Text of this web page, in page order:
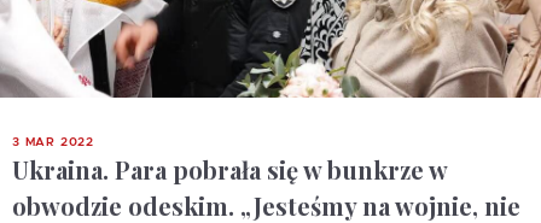
3 MAR 2022
Ukraina. Para pobrała się w bunkrze w
obwodzie odeskim. „Jesteśmy na wojnie, nie